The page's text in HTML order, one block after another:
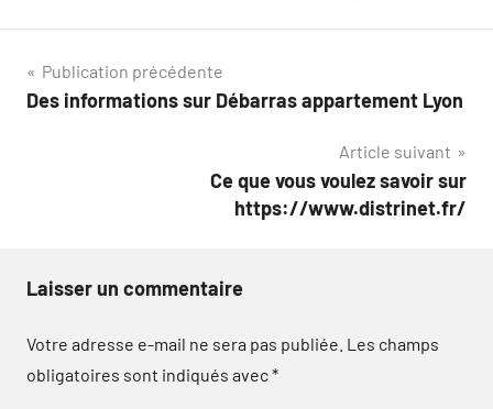
Navigation
de
Publication précédente
Des informations sur Débarras appartement Lyon
Article suivant
Ce que vous voulez savoir sur
https://www.distrinet.fr/
Laisser un commentaire
Votre adresse e-mail ne sera pas publiée. Les champs
obligatoires sont indiqués avec*